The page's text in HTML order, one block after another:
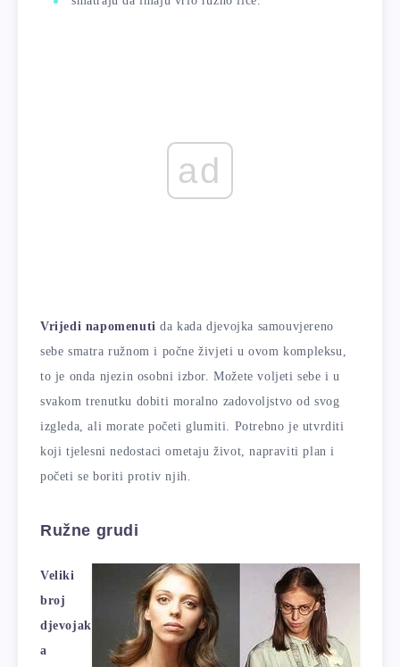
ad
Vrijedi napomenuti da kada djevojka samouvjereno
sebe smatra ružnom i počne živjeti u ovom kompleksu,
to je onda njezin osobni izbor. Možete voljeti sebe i u
svakom trenutku dobiti moralno zadovoljstvo od svog
izgleda, ali morate početi glumiti. Potrebno je utvrditi
koji tjelesni nedostaci ometaju život, napraviti plan i
početi se boriti protiv njih.
Ružne grudi
Veliki
broj
djevojak
a